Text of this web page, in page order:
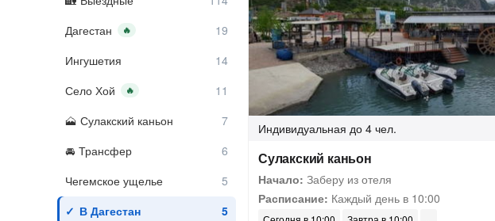
Индивидуальная до 4 чел.
Сулакский каньон
Начало: Заберу из отеля
Расписание: Каждый день в 10:00
Дагестан
🔥
Ингушетия
Село Хой
🔥
Сулакский каньон
Трансфер
Чегемское ущелье
В Дагестан